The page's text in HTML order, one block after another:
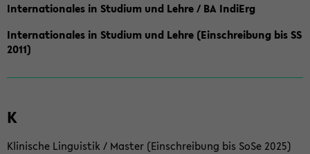
Internationales in Studium und Lehre / BA IndiErg
Internationales in Studium und Lehre (Einschreibung bis SS
2011)
K
Klinische Linguistik / Master (Einschreibung bis SoSe 2025)